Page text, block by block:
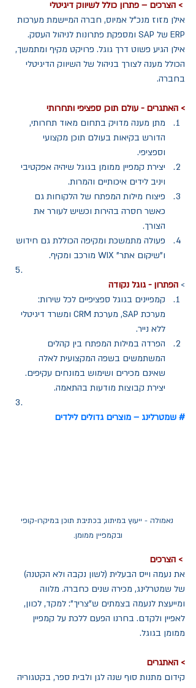
אילן מזוז מנכ"ל אמיוס, חברה המיישמת מערכות
ERP של SAP ומספקת פתרונות לניהול העסק.
אילן הגיע פשוט דרך גוגל. פרויקט מקיף ומתמשך,
הכולל מענה לצורך בניהול של השיווק הדיגיטלי
בחברה.
> האתגרים - עולם תוכן ספציפי ותחרותי
מתן מענה מדויק בתחום מאוד תחרותי,
הדורש בקיאות בעולם תוכן מקצועי
וספציפי.
יצירת קמפיין ממומן בגוגל שיהיה אפקטיבי
ויניב לידים איכותיים והמרות.
פיצוח מילות המפתח של הלקוחות גם
כאשר חסרה בהירות וכשיש לעורר את
הצורך.
פעולה מתמשכת ומקיפה הכוללת גם חידוש
ו"שיקום אתר" WIX מורכב ומקיף.
> הפתרון - גוגל נקודה
קמפיינים בגוגל ספציפיים לכל שירות:
מערכת SAP, מערכת CRM ומשרד דיגיטלי
ללא נייר.
הפרדה במילות המפתח בין קהלים
המשתמשים בשפה המקצועית לאלה
שאינם מכירים ושימוש במונחים עקיפים.
יצירת קבוצות מודעות בהתאמה.
# שמטרלינג – מוצרים גדולים לילדים
  נאמולה - ייעוץ במיתוג, בכתיבת תוכן במיקרו-קופי
ובקמפיין ממומן.
> הצרכים
את נעמה וייס הבעלית (לשון נקבה ולא הקטנה)
של שמטרלינג, מכירה שנים כחברה. מלווה
ומייעצת לנעמה בצמתים ש"צריך": למקד, לכוון,
לאפיין ולקדם. בחרנו הפעם ללכת על קמפיין
ממומן בגוגל.
> האתגרים
קידום מתנות סוף שנה לגן ולבית ספר, בקטגוריה